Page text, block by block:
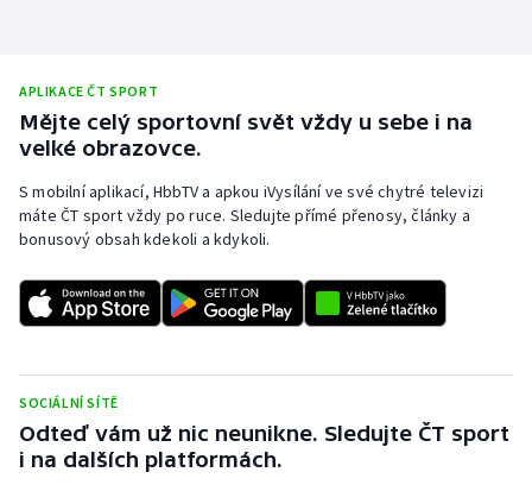
Ragby
Rychlobruslení
Rychlostní kanoistika
Short track
Sportovní střelba
Triatlon
APLIKACE ČT SPORT
Mějte celý sportovní svět vždy u sebe i na
velké obrazovce.
S mobilní aplikací, HbbTV a apkou iVysílání ve své chytré televizi
máte ČT sport vždy po ruce. Sledujte přímé přenosy, články a
bonusový obsah kdekoli a kdykoli.
SOCIÁLNÍ SÍTĚ
Odteď vám už nic neunikne. Sledujte ČT sport
i na dalších platformách.